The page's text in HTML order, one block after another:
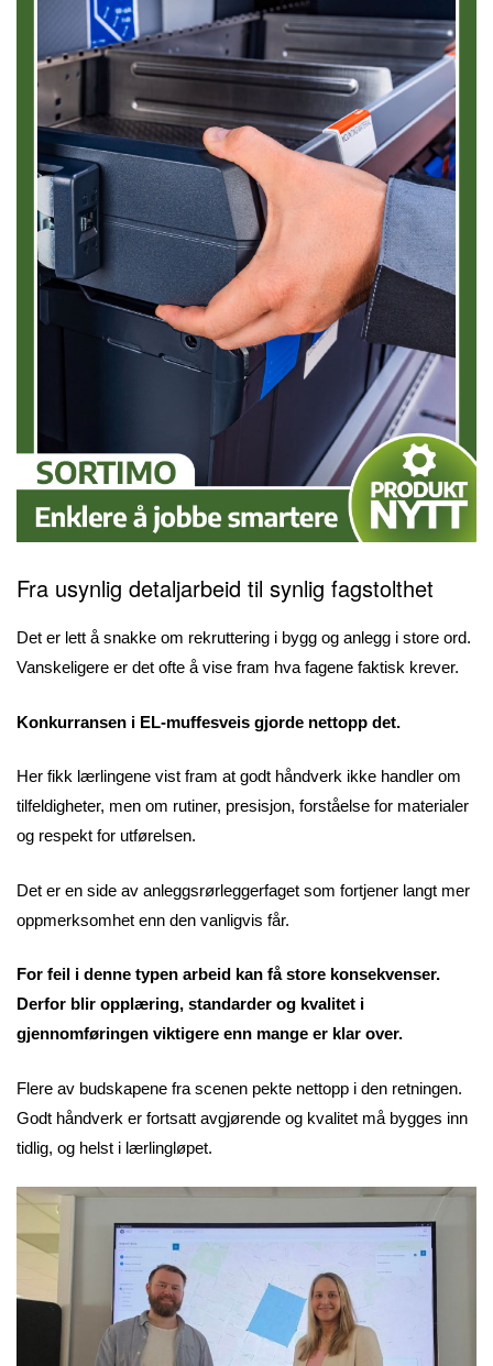
Fra usynlig detaljarbeid til synlig fagstolthet
Det er lett å snakke om rekruttering i bygg og anlegg i store ord.
Vanskeligere er det ofte å vise fram hva fagene faktisk krever.
Konkurransen i EL-muffesveis gjorde nettopp det.
Her fikk lærlingene vist fram at godt håndverk ikke handler om
tilfeldigheter, men om rutiner, presisjon, forståelse for materialer
og respekt for utførelsen.
Det er en side av anleggsrørleggerfaget som fortjener langt mer
oppmerksomhet enn den vanligvis får.
For feil i denne typen arbeid kan få store konsekvenser.
Derfor blir opplæring, standarder og kvalitet i
gjennomføringen viktigere enn mange er klar over.
Flere av budskapene fra scenen pekte nettopp i den retningen.
Godt håndverk er fortsatt avgjørende og kvalitet må bygges inn
tidlig, og helst i lærlingløpet.